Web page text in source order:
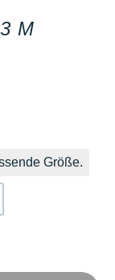
M
Größe.